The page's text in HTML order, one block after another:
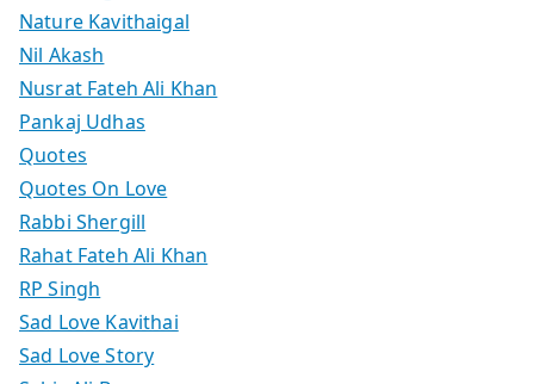
Nature Kavithaigal
Nil Akash
Nusrat Fateh Ali Khan
Pankaj Udhas
Quotes
Quotes On Love
Rabbi Shergill
Rahat Fateh Ali Khan
RP Singh
Sad Love Kavithai
Sad Love Story